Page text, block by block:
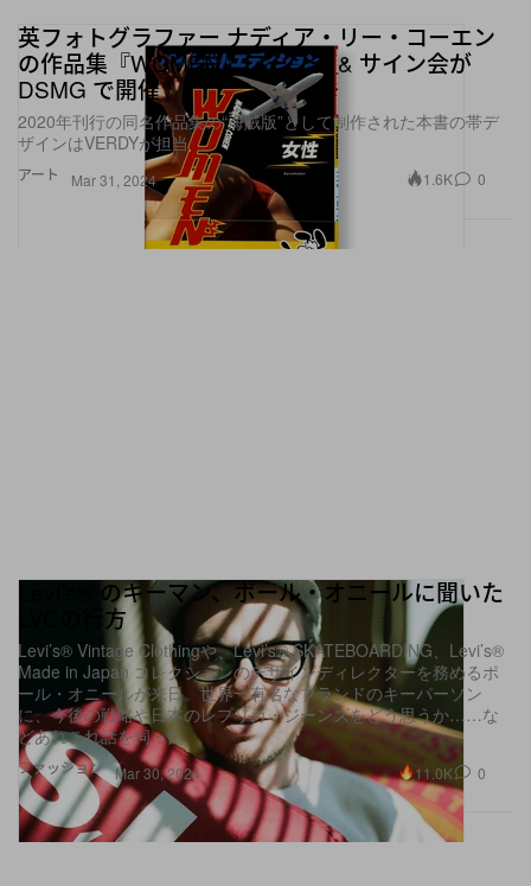
アート
英フォトグラファー ナディア・リー・コーエン
の作品集『WOMEN』ローンチ & サイン会が
DSMG で開催
2020年刊行の同名作品集の“海賊版”として制作された本書の帯デ
ザインはVERDYが担当
Mar 31, 2024 1.6K 0
ファッション
Levi’s® のキーマン、ポール・オニールに聞いた
LVCの行方
Levi’s® Vintage Clothingや、Levi’s® SKATEBOARDING、Levi’s®
Made in Japan コレクションのデザインディレクターを務めるポ
ール・オニールが来日。世界一有名なブランドのキーパーソン
に、今後の戦略や日本のレプリカ・ジーンズをどう思うか……な
どあれこれ話を伺った
Mar 30, 2024 11.0K 0